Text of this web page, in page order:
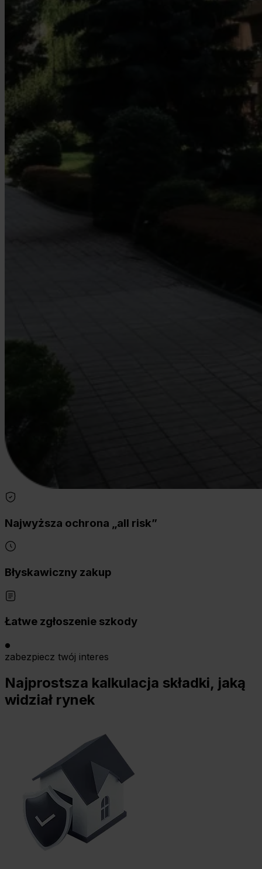
Najwyższa ochrona „all risk”
Błyskawiczny zakup
Łatwe zgłoszenie szkody
zabezpiecz twój interes
Najprostsza kalkulacja składki, jaką
widział rynek